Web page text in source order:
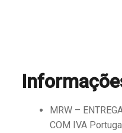
MRW –
COM IVA